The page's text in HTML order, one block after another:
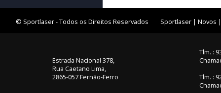
© Sportlaser - Todos os Direitos Reservados Sportlaser |Novos
Estrada Nacional 378,
Rua Caetano Lima,
2865-057 Fernão-Ferro
Tlm. :
Tlm. :